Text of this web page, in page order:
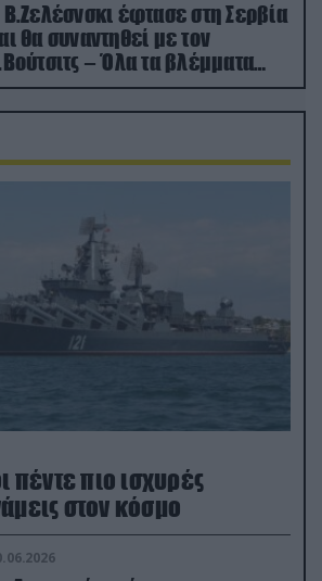
έφτασε στη Σερβία
θα συναντηθεί με τον
– Όλα τα βλέμματα
σχέσεις με τη Ρωσία
πέντε πιο ισχυρές
στον κόσμο